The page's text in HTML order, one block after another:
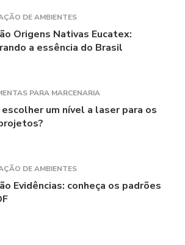
DE AMBIENTES
Origens Nativas Eucatex:
a essência do Brasil
PARA MARCENARIA
escolher um nível a laser para os
DE AMBIENTES
Evidências: conheça os padrões